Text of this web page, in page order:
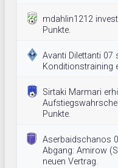
mdahlin1212
Punkte.
Avanti Dilettanti 07
Konditionstraining
Sirtaki Marmari
Punkte.
Aserbaidschanos
Abgang: Amirow
neuen Vertrag.